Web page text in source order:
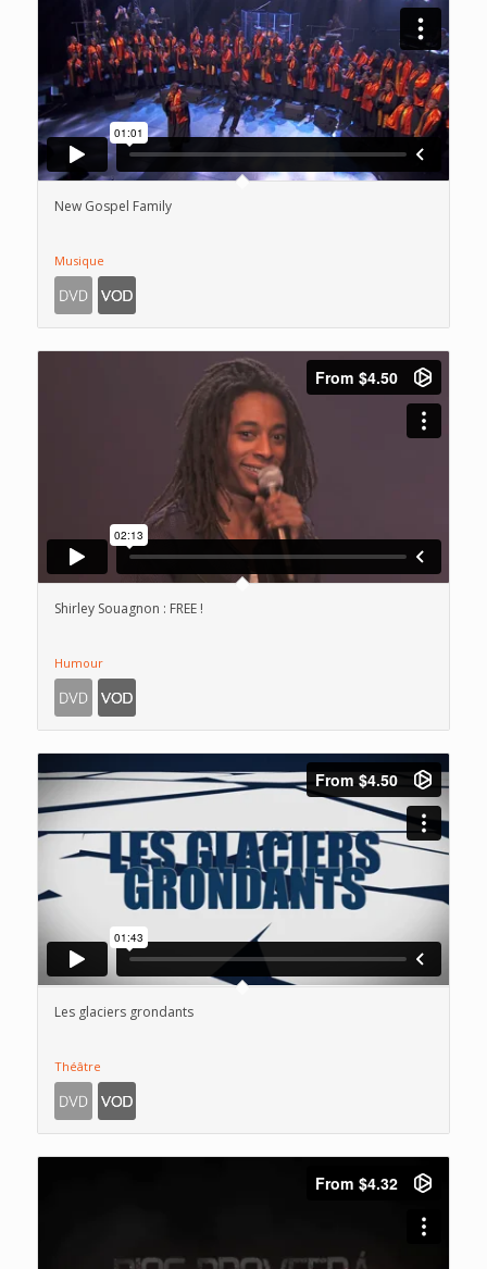
New Gospel Family
Musique
Shirley Souagnon : FREE !
Humour
Les glaciers grondants
Théâtre